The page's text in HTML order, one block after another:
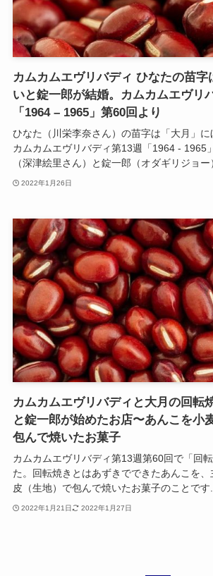
カムカムエヴリバディ ひなたの苗字
いと錠一郎が結婚。カムカムエヴリ
「1964 – 1965」第60回より
ひなた（川栄李奈さん）の苗字は「大月」に
カムカムエヴリバディ第13週「1964 - 1965
（深津絵里さん）と錠一郎（オダギリジョー
2022年1月26日
カムカムエヴリバディと大月の回転
と錠一郎が始めたお店〜あんこを小
包んで焼いたお菓子
カムカムエヴリバディ第13週第60回で「回
た。回転焼きとはあずきでできたあんこを
皮（生地）で包んで焼いたお菓子のことです
2022年1月21日 2022年1月27日